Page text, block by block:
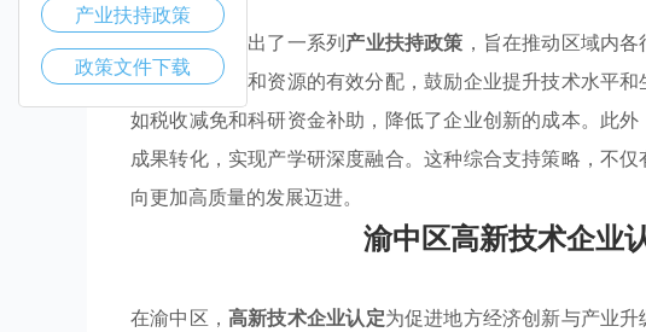
渝中区政府推出了一系列产业扶持政策 ，旨在推动区域内
持，通过资金和资源的有效分配，鼓励企业提升技术水平
如税收减免和科研资金补助，降低了企业创新的成本。此
成果转化，实现产学研深度融合。这种综合支持策略，不
向更加高质量的发展迈进。
渝中区高新技术企业
在渝中区，高新技术企业认定为促进地方经济创新与产业
产业扶持政策
政策文件下载